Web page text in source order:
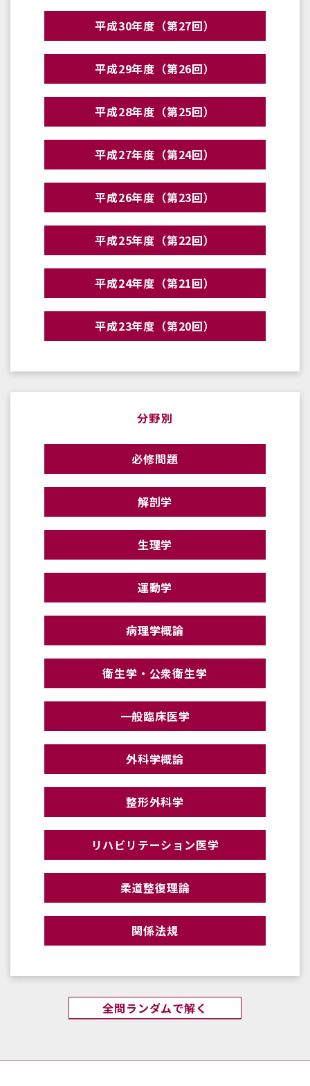
平成30年度（第27回）
平成29年度（第26回）
平成28年度（第25回）
平成27年度（第24回）
平成26年度（第23回）
平成25年度（第22回）
平成24年度（第21回）
平成23年度（第20回）
分野別
必修問題
解剖学
生理学
運動学
病理学概論
衛生学・公衆衛生学
一般臨床医学
外科学概論
整形外科学
リハビリテーション医学
柔道整復理論
関係法規
全問ランダムで解く